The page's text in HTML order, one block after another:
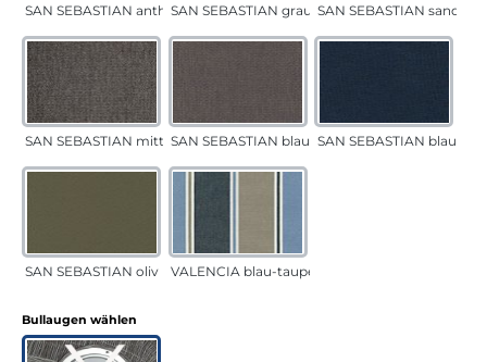
SAN SEBASTIAN anthrazitSAN SEBASTIAN grau-sandSAN SEBASTIAN sand
SAN SEBASTIAN mittelgrauSAN SEBASTIAN blau-sandSAN SEBASTIAN blau
SAN SEBASTIAN oliv VALENCIA blau-taupe
Bullaugen wählen